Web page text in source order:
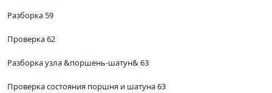
Разборка 59
Проверка 62
Разборка узла &поршень-шатун& 63
Проверка состояния поршня и шатуна 63